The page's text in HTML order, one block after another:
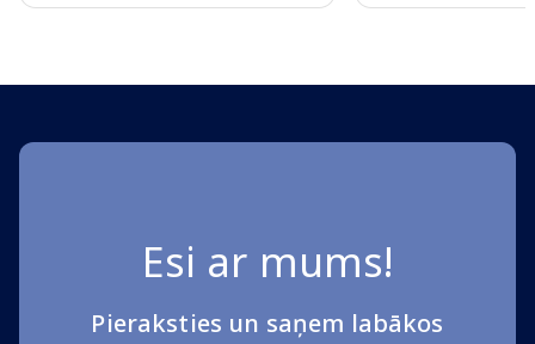
Esi ar mums!
Pieraksties un saņem labākos